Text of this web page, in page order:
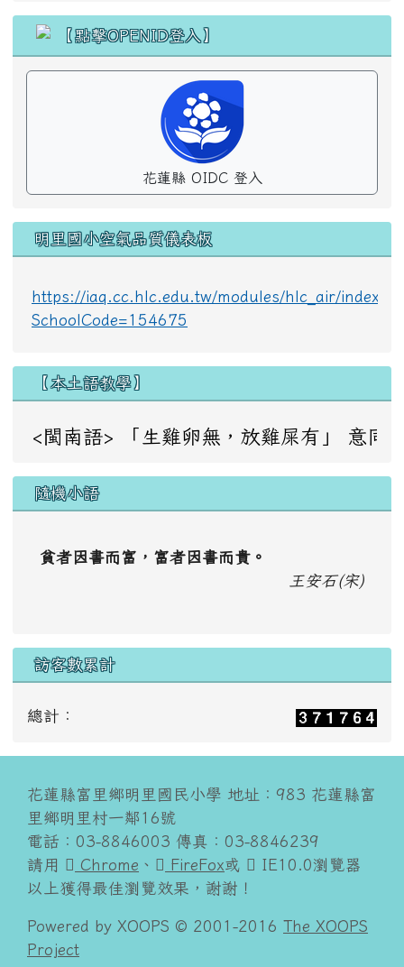
花蓮縣 OIDC 登入
明里國小空氣品質儀表板
https://iaq.cc.hlc.edu.tw/modules/hlc_air/
SchoolCode=154675
【本土語教學】
<閩南語> 「生雞卵無，放雞屎有」 意
隨機小語
貧者因書而富，富者因書而貴。
王安石(宋)
訪客數累計
總計：
花蓮縣富里鄉明里國民小學 地址：983 花蓮縣富
里鄉明里村一鄰16號
電話：03-8846003 傳真：03-8846239
請用
Chrome 、 FireFox或
IE10.0瀏覽器
以上獲得最佳瀏覽效果，謝謝！
Powered by XOOPS © 2001-2016 The XOOPS
Project